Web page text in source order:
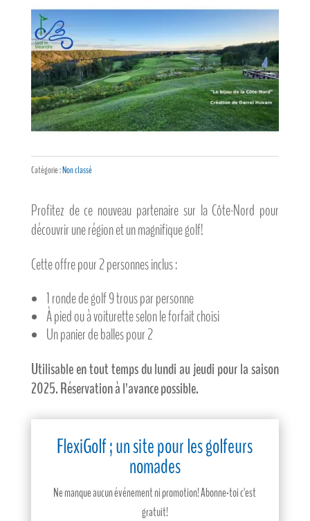
Catégorie :Non classé
Profitez de ce nouveau partenaire sur la Côte-Nord pour
découvrir une région et un magnifique golf!
Cette offre pour 2 personnes inclus :
1 ronde de golf 9 trous par personne
À pied ou à voiturette selon le forfait choisi
Un panier de balles pour 2
Utilisable en tout temps du lundi au jeudi pour la saison
2025. Réservation à l’avance possible.
FlexiGolf ; un site pour les golfeurs
nomades
Ne manque aucun événement ni promotion! Abonne-toi c'est
gratuit!